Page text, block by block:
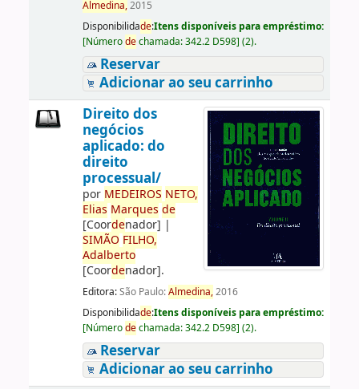
Almedina,2015
Disponibilidade:Itens disponíveis para empréstimo:
[Númerodechamada:342.2 D598] (2).
Reservar
Adicionar ao seu carrinho
Direito dos
negócios
aplicado: do
direito
processual/
por MEDEIROS NETO,
Elias Marques de
[Coordenador] |
SIMÃO FILHO,
Adalberto
[Coordenador].
Editora:São Paulo:Almedina,2016
Disponibilidade:Itens disponíveis para empréstimo:
[Númerodechamada:342.2 D598] (2).
Reservar
Adicionar ao seu carrinho